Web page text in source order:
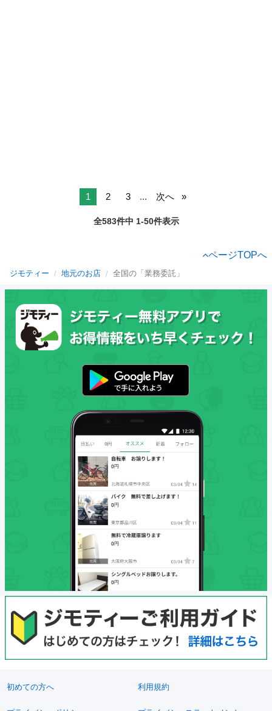
1 2 3 ... 次へ
全583件中 1-50件表示
ページTOPへ
ジモティー 地元のお店 全国の「業務委託」
初めての方へ 利用規約